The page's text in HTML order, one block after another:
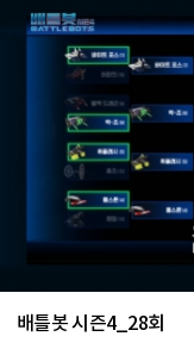
배틀봇 시즌4_28회